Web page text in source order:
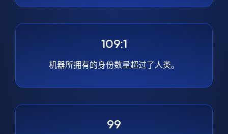
109:1
机器所拥有的身份数量超过了人类。
99